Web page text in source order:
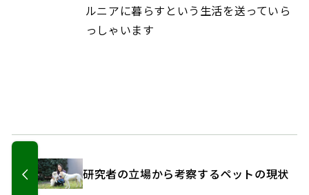
ルニアに暮らすという生活を送っていら
っしゃいます
研究者の立場から考察するペットの現状